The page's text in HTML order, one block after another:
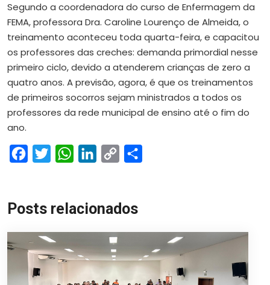
Segundo a coordenadora do curso de Enfermagem da
FEMA, professora Dra. Caroline Lourenço de Almeida, o
treinamento aconteceu toda quarta-feira, e capacitou
os professores das creches: demanda primordial nesse
primeiro ciclo, devido a atenderem crianças de zero a
quatro anos. A previsão, agora, é que os treinamentos
de primeiros socorros sejam ministrados a todos os
professores da rede municipal de ensino até o fim do
ano.
FacebookTwitterWhatsAppLinkedIn
Copy
Posts relacionados